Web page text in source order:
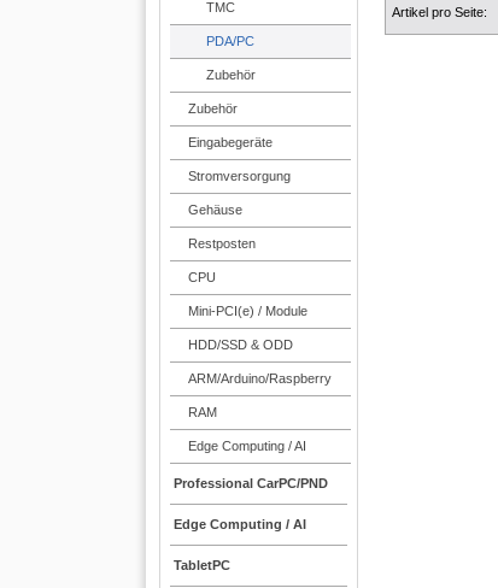
TMC
PDA/PC
Zubehör
Zubehör
Eingabegeräte
Stromversorgung
Gehäuse
Restposten
CPU
Mini-PCI(e) / Module
HDD/SSD & ODD
ARM/Arduino/Raspberry
RAM
Edge Computing / AI
Professional CarPC/PND
Edge Computing / AI
TabletPC
Artikel pro Seite: